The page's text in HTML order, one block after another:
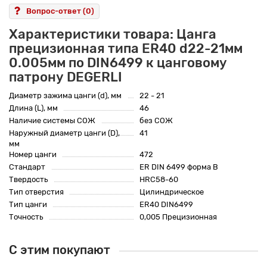
Вопрос-ответ (0)
Характеристики товара: Цанга
прецизионная типа ER40 d22-21мм
0.005мм по DIN6499 к цанговому
патрону DEGERLI
Диаметр зажима цанги (d), мм
22 - 21
Длина (L), мм
46
Наличие системы СОЖ
без СОЖ
Наружный диаметр цанги (D),
мм
41
Номер цанги
472
Стандарт
ER DIN 6499 форма B
Твердость
HRC58-60
Тип отверстия
Цилиндрическое
Тип цанги
ER40 DIN6499
Точность
0,005 Прецизионная
С этим покупают